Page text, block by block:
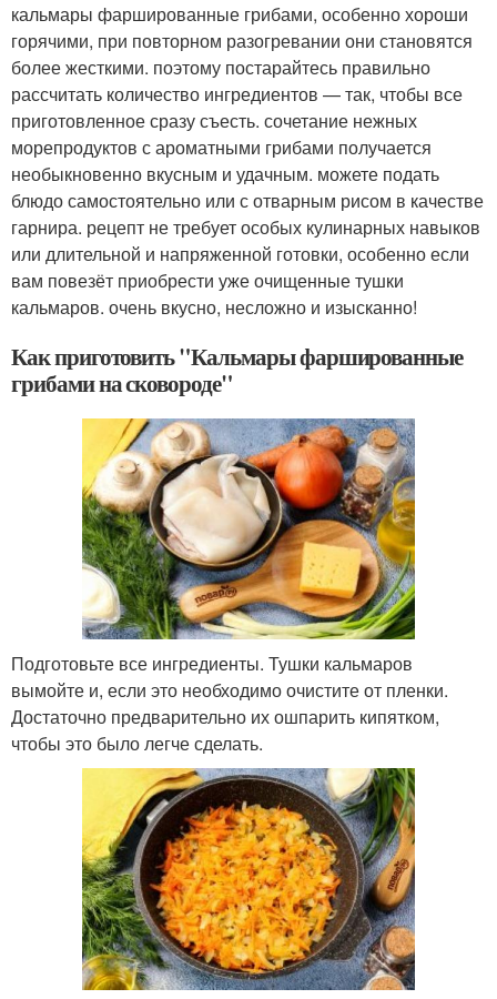
кальмары фаршированные грибами, особенно хороши
горячими, при повторном разогревании они становятся
более жесткими. поэтому постарайтесь правильно
рассчитать количество ингредиентов — так, чтобы все
приготовленное сразу съесть. сочетание нежных
морепродуктов с ароматными грибами получается
необыкновенно вкусным и удачным. можете подать
блюдо самостоятельно или с отварным рисом в качестве
гарнира. рецепт не требует особых кулинарных навыков
или длительной и напряженной готовки, особенно если
вам повезёт приобрести уже очищенные тушки
кальмаров. очень вкусно, несложно и изысканно!
Как приготовить "Кальмары фаршированные
грибами на сковороде"
Подготовьте все ингредиенты. Тушки кальмаров
вымойте и, если это необходимо очистите от пленки.
Достаточно предварительно их ошпарить кипятком,
чтобы это было легче сделать.